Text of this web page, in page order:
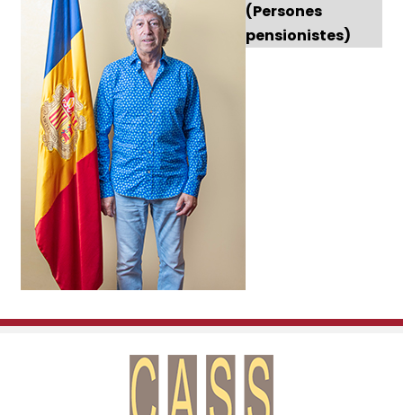
(Persones
pensionistes)